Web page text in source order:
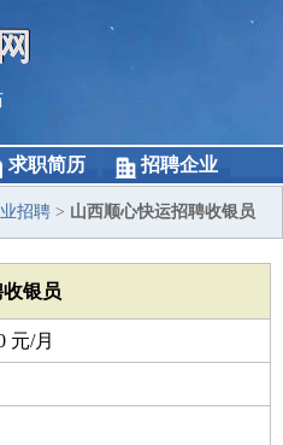
求职简历 招聘企业
招聘 > 山西顺心快运招聘收银员
银员
元/月